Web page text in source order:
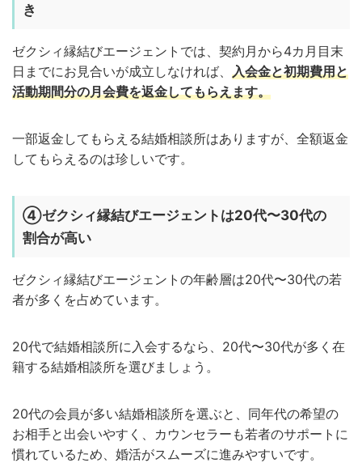
き
ゼクシィ縁結びエージェントでは、契約月から4カ月目末
日までにお見合いが成立しなければ、 入会金と初期費用と
活動期間分の月会費を返金してもらえます。
一部返金してもらえる結婚相談所はありますが、全額返金
してもらえるのは珍しいです。
④ゼクシィ縁結びエージェントは20代〜30代の
割合が高い
ゼクシィ縁結びエージェントの年齢層は20代〜30代の若
者が多くを占めています。
20代で結婚相談所に入会するなら、20代〜30代が多く在
籍する結婚相談所を選びましょう。
20代の会員が多い結婚相談所を選ぶと、同年代の希望の
お相手と出会いやすく、カウンセラーも若者のサポートに
慣れているため、婚活がスムーズに進みやすいです。